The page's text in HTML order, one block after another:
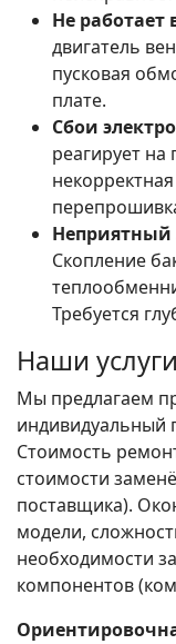
Не работает
двигатель
пусковая
плате.
Сбои
реагирует на
Неприятный
Скопление
Требуется
Наши
Мы предлагаем
индивидуальный
Стоимость
стоимости
поставщика).
модели,
необходимости
компонентов